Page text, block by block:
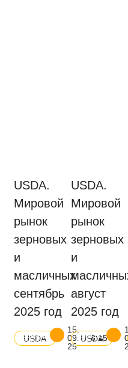
USDA.
Мировой
рынок
зерновых
и
масличных
сентябрь
2025 год
USDA
15.
09.
25
8:15
Скачать
баланс
USDA.
Мировой
рынок
зерновых
и
август
2025 год
USDA
Скачать
баланс